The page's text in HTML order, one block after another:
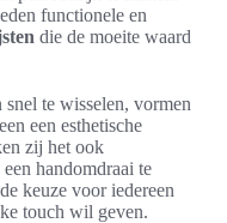
functionele en
die de moeite waard
te wisselen, vormen
een esthetische
zij het ook
handomdraai te
keuze voor iedereen
touch wil geven.